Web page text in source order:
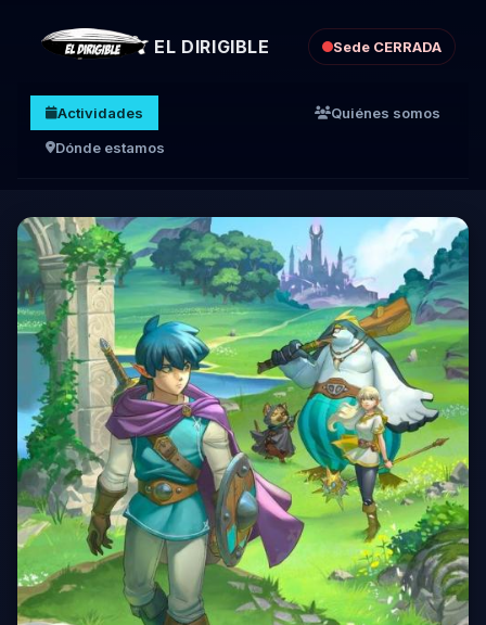
EL DIRIGIBLE Sede CERRADA
Actividades
Quiénes somos
Dónde estamos